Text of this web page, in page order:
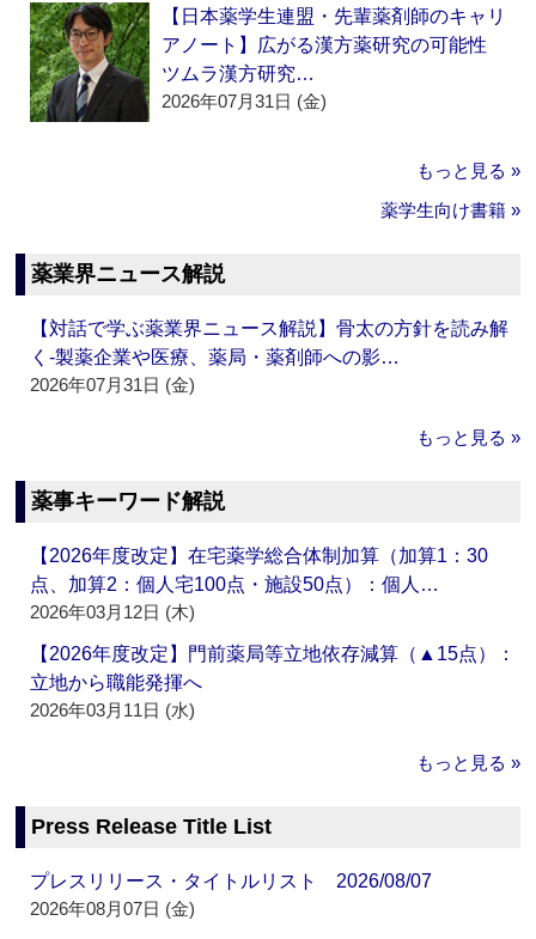
【日本薬学生連盟・先輩薬剤師のキャリ
アノート】広がる漢方薬研究の可能性
ツムラ漢方研究…
2026年07月31日 (金)
もっと見る »
薬学生向け書籍 »
薬業界ニュース解説
【対話で学ぶ薬業界ニュース解説】骨太の方針を読み解
く‐製薬企業や医療、薬局・薬剤師への影…
2026年07月31日 (金)
もっと見る »
薬事キーワード解説
【2026年度改定】在宅薬学総合体制加算（加算1：30
点、加算2：個人宅100点・施設50点）：個人…
2026年03月12日 (木)
【2026年度改定】門前薬局等立地依存減算（▲15点）：
立地から職能発揮へ
2026年03月11日 (水)
もっと見る »
Press Release Title List
プレスリリース・タイトルリスト 2026/08/07
2026年08月07日 (金)